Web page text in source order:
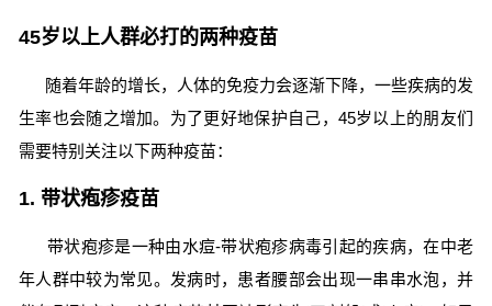
45岁以上人群必打的两种疫苗
随着年龄的增长，人体的免疫力会逐渐下降，一些疾病的发
生率也会随之增加。为了更好地保护自己，45岁以上的朋友们
需要特别关注以下两种疫苗：
1. 带状疱疹疫苗
带状疱疹是一种由水痘-带状疱疹病毒引起的疾病，在中老
年人群中较为常见。发病时，患者腰部会出现一串串水泡，并